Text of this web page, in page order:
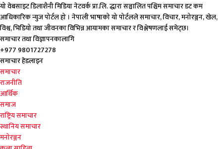
यो वेबसाइट डिलाशैनी मिडिया नेटवर्क प्रा.लि. द्धारा सञ्चालित पश्चिम समाचार डट कम
आधिकारिक न्युज पोर्टल हो । नेपाली भाषाको यो पोर्टलले समाचार, विचार, मनोरञ्जन, खेल,
विश्व, भिडियो तथा जीवनका विभिन्न आयामका समाचार र विश्लेषणलाई समेट्छ।
समाचार तथा विज्ञापनकालागि
+977 9801727278
समाचार हेडलाइन
समाचार
राजनीति
आर्थिक
समाज
राष्ट्रिय समाचार
स्थानिय समाचार
मनोरञ्जन